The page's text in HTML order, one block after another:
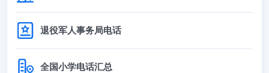
退役军人事务局电话
全国小学电话汇总